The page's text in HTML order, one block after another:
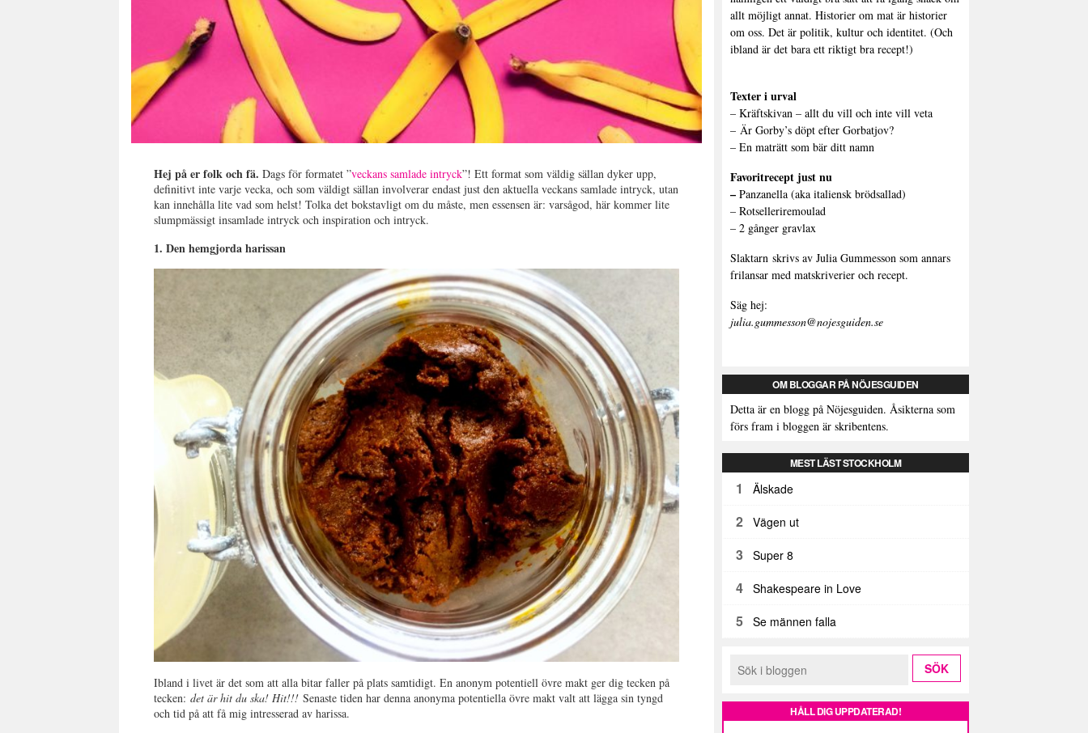
Hej på er folk och fä. Dags för formatet ”veckans samlade intryck”! Ett format som väldig sällan dyker upp,
definitivt inte varje vecka, och som väldigt sällan involverar endast just den aktuella veckans samlade intryck, utan
kan innehålla lite vad som helst! Tolka det bokstavligt om du måste, men essensen är: varsågod, här kommer lite
slumpmässigt insamlade intryck och inspiration och intryck.
1. Den hemgjorda harissan
Ibland i livet är det som att alla bitar faller på plats samtidigt. En anonym potentiell övre makt ger dig tecken på
tecken:det är hit du ska! Hit!!!Senaste tiden har denna anonyma potentiella övre makt valt att lägga sin tyngd
och tid på att få mig intresserad av harissa.
allt möjligt annat. Historier om mat är historier
om oss. Det är politik, kultur och identitet. (Och
ibland är det bara ett riktigt bra recept!)
Texter i urval
– Kräftskivan – allt du vill och inte vill veta
– Är Gorby’s döpt efter Gorbatjov?
– En maträtt som bär ditt namn
Favoritrecept just nu
– Panzanella (aka italiensk brödsallad)
– Rotselleriremoulad
– 2 gånger gravlax
Slaktarn skrivs av Julia Gummesson som annars
frilansar med matskriverier och recept.
Säg hej:
julia.gummesson@nojesguiden.se
OM BLOGGAR PÅ NÖJESGUIDEN
Detta är en blogg på Nöjesguiden. Åsikterna som
förs fram i bloggen är skribentens.
MEST LÄST STOCKHOLM
1 Älskade
2 Vägen ut
3 Super 8
4 Shakespeare in Love
5 Se männen falla
HÅLL DIG UPPDATERAD!